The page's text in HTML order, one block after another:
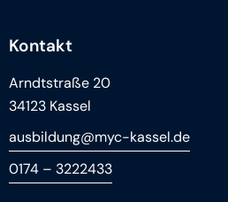
Kontakt
Arndtstraße 20
34123 Kassel
ausbildung@myc-kassel.de
0174 – 3222433